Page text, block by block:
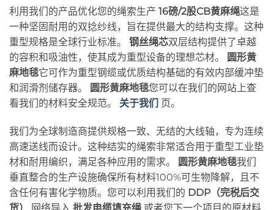
利用我们的产品优化您的绳索生产 16磅/2股CB黄麻绳这是
一种坚固耐用的双捻纱线，旨在提供最大的结构支撑。这种
重型规格是全球行业标准。 钢丝绳芯双层结构提供了卓越
的容积和吸油性，使其成为重型设备的理想芯材。
圆形黄
麻地毯它可作为重型钢缆或优质结构基础的有效内部缓冲垫
和润滑剂储存器。
圆形黄麻地毯您可以在我们的网站上查
看我们的材料安全规范。 关于我们 页。
我们为全球制造商提供规格一致、无结的大线轴，专为连续
高速送线而设计。这种结实的绳索非常适合用于重型工业垫
材和耐用编织，满足各种应用的需求。
圆形黄麻地毯我们
垂直整合的生产设施确保所有材料100%可生物降解，且不
含任何有害化学物质。您可以利用我们的 DDP（完税后交